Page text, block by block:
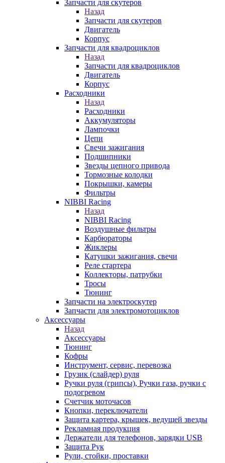
Запчасти для скутеров
Назад
Запчасти для скутеров
Двигатель
Корпус
Запчасти для квадроциклов
Назад
Запчасти для квадроциклов
Двигатель
Корпус
Расходники
Назад
Расходники
Аккумуляторы
Лампочки
Цепи
Свечи зажигания
Подшипники
Звезды цепного привода
Тормозные колодки
Покрышки, камеры
Фильтры
NIBBI Racing
Назад
NIBBI Racing
Воздушные фильтры
Карбюраторы
Жиклеры
Катушки зажигания, свечи
Реле стартера
Коллекторы, патрубки
Тросы
Тюнинг
Запчасти на электроскутер
Запчасти для электромотоциклов
Аксессуары
Назад
Аксессуары
Тюнинг
Кофры
Инструмент, сервис, перевозка
Грузик (слайдер) руля
Ручки руля (грипсы), Ручки газа, ручки с
подогревом
Счетчик моточасов
Кнопки, переключатели
Защита картера, крышек, ведущей звезды
Рекламная продукция
Держатели для телефонов, зарядки USB
Защита Рук
Рули, стойки, проставки